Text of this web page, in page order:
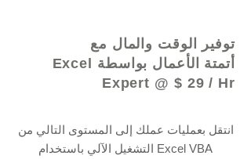
توفير الوقت والمال مع
أتمتة الأعمال بواسطة Excel
Expert @ $ 29 / Hr
انتقل بعمليات عملك إلى المستوى التالي من
التشغيل الآلي باستخدام Excel VBA